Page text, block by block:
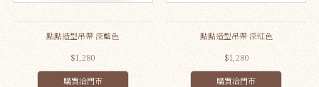
點點造型吊帶 深藍色
$1,280
購買洽門市
點點造型吊帶 深紅色
$1,280
購買洽門市